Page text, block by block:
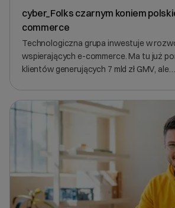
cyber_Folks czarnym koniem
commerce
Technologiczna grupa inwestuje w
wspierających e-commerce. Ma tu już
klientów generujących 7 mld zł GMV, ale…